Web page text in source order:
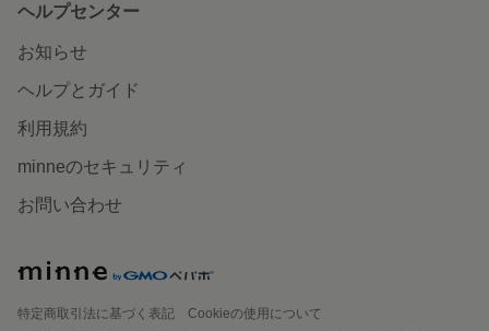
ヘルプセンター
お知らせ
ヘルプとガイド
利用規約
minneのセキュリティ
お問い合わせ
特定商取引法に基づく表記
Cookieの使用について